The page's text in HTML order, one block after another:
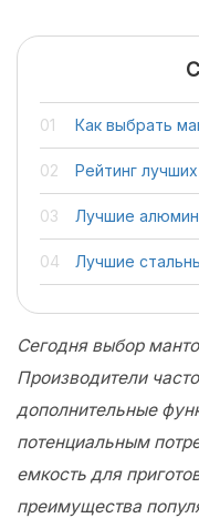
Как выбрать
Рейтинг
Лучшие
Лучшие
Сегодня выбор
Производители
дополнительные
потенциальным
емкость для
преимущества